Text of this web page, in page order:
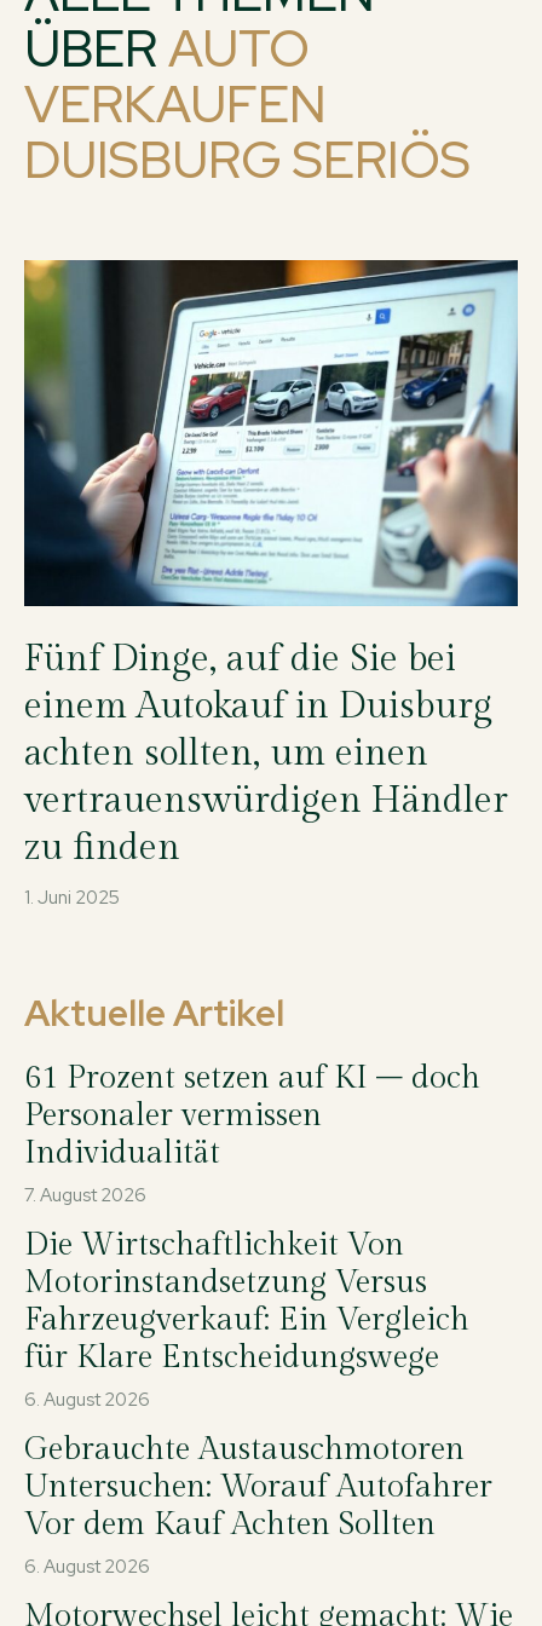
ÜBERAUTO
VERKAUFEN
DUISBURG SERIÖS
Fünf Dinge, auf die Sie bei
einem Autokauf in Duisburg
achten sollten, um einen
vertrauenswürdigen Händler
zu finden
1. Juni 2025
Aktuelle Artikel
61 Prozent setzen auf KI – doch
Personaler vermissen
Individualität
7. August 2026
Die Wirtschaftlichkeit Von
Motorinstandsetzung Versus
Fahrzeugverkauf: Ein Vergleich
für Klare Entscheidungswege
6. August 2026
Gebrauchte Austauschmotoren
Untersuchen: Worauf Autofahrer
Vor dem Kauf Achten Sollten
6. August 2026
Motorwechsel leicht gemacht: Wie